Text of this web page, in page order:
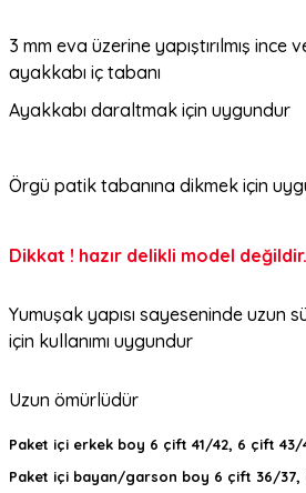
3 mm eva üzerine yapıştırılmış ince
ayakkabı iç tabanı
Ayakkabı daraltmak için uygundur
Örgü patik tabanına dikmek için
Dikkat ! hazır delikli model değildir.
Yumuşak yapısı sayeseninde uzun
için kullanımı uygundur
Uzun ömürlüdür
Paket içi erkek boy 6 çift 41/42, 6 çift 43/
Paket içi bayan/garson boy 6 çift 36/37,